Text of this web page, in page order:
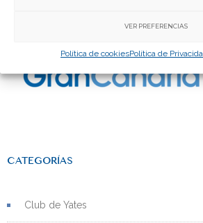
VER PREFERENCIAS
Política de cookiesPolítica de
CATEGORÍAS
Club de Yates